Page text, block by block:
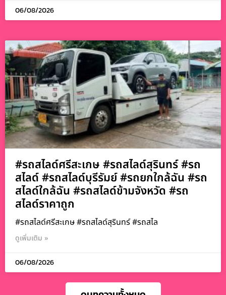
06/08/2026
#รถสไลด์ศรีสะเกษ #รถสไลด์สุรินทร์ #รถ
สไลด์ #รถสไลด์บุรีรัมย์ #รถยกใกล้ฉัน #รถ
สไลด์ใกล้ฉัน #รถสไลด์ข้ามจังหวัด #รถ
สไลด์ราคาถูก
#รถสไลด์ศรีสะเกษ #รถสไลด์สุรินทร์ #รถสไล
ดูเพิ่มเติม »
06/08/2026